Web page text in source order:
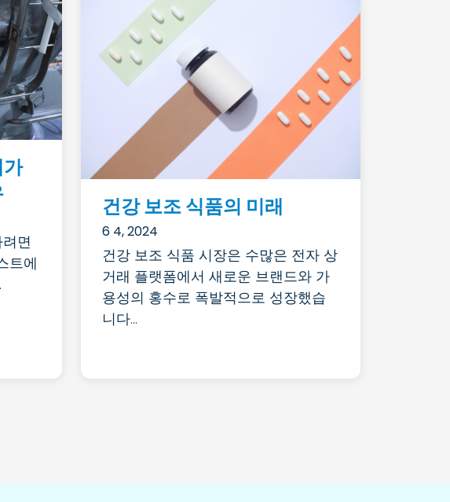
면
트에
건강 보조 식품의 미래
6 4, 2024
건강 보조 식품 시장은 수많은 전자 상
거래 플랫폼에서 새로운 브랜드와 가
용성의 홍수로 폭발적으로 성장했습
니다...